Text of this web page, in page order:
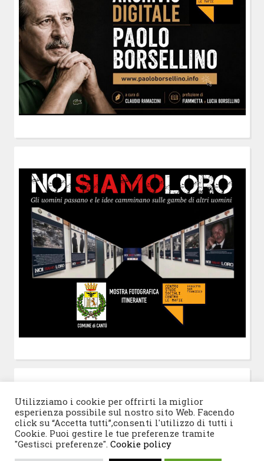
Utilizziamo i cookie per offrirti la miglior
esperienza possibile sul nostro sito Web. Facendo
click su “Accetta tutti”,consenti l'utilizzo di tutti i
Cookie. Puoi gestire le tue preferenze tramite
"Gestisci preferenze". Cookie policy